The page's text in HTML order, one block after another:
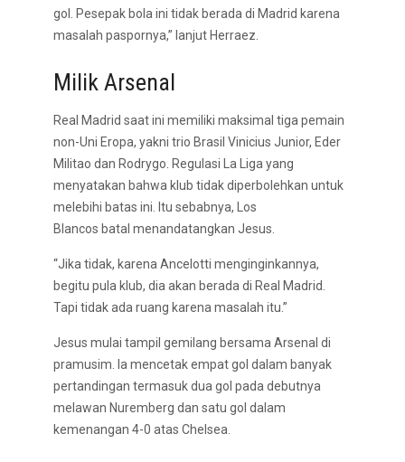
gol. Pesepak bola ini tidak berada di Madrid karena
masalah paspornya,” lanjut Herraez.
Milik Arsenal
Real Madrid saat ini memiliki maksimal tiga pemain
non-Uni Eropa, yakni trio Brasil Vinicius Junior, Eder
Militao dan Rodrygo. Regulasi La Liga yang
menyatakan bahwa klub tidak diperbolehkan untuk
melebihi batas ini. Itu sebabnya, Los
Blancos batal menandatangkan Jesus.
“Jika tidak, karena Ancelotti menginginkannya,
begitu pula klub, dia akan berada di Real Madrid.
Tapi tidak ada ruang karena masalah itu.”
Jesus mulai tampil gemilang bersama Arsenal di
pramusim. Ia mencetak empat gol dalam banyak
pertandingan termasuk dua gol pada debutnya
melawan Nuremberg dan satu gol dalam
kemenangan 4-0 atas Chelsea.